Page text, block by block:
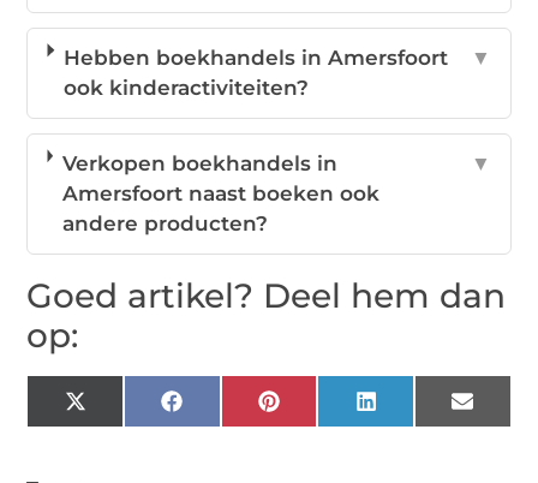
Hebben boekhandels in Amersfoort
ook kinderactiviteiten?
▼
Verkopen boekhandels in
Amersfoort naast boeken ook
andere producten?
▼
Goed artikel? Deel hem dan
op:
X
(Twitter)
FacebookPinterestLinkedIn Email